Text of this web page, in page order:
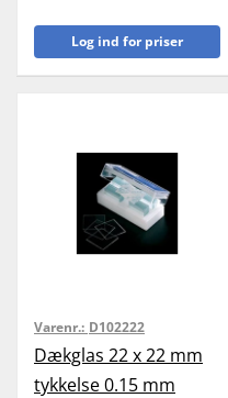
Log ind for priser
Varenr.: D102222
Dækglas 22 x 22 mm
tykkelse 0.15 mm